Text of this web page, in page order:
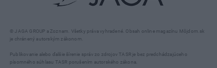
© JAGA GROUP a Zoznam. Všetky práva vyhradené. Obsah online magazínu Môjdom.sk
je chránený autorským zákonom.
Publikovanie alebo ďalšie šírenie správ zo zdrojov TASR je bez predchádzajúceho
písomného súhlasu TASR porušením autorského zákona.